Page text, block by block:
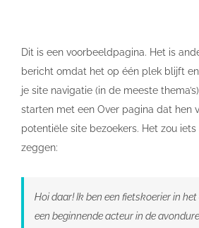
Dit is een voorbeeldpagina. Het is
bericht omdat het op één plek blijft
je site navigatie (in de meeste
starten met een Over pagina dat hen
potentiële site bezoekers. Het zou
zeggen:
Hoi daar! Ik ben een fietskoerier in
een beginnende acteur in de